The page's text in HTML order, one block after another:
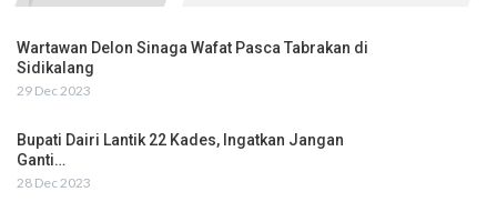
Wartawan Delon Sinaga Wafat Pasca Tabrakan di
Sidikalang
29 Dec 2023
Bupati Dairi Lantik 22 Kades, Ingatkan Jangan
Ganti…
28 Dec 2023